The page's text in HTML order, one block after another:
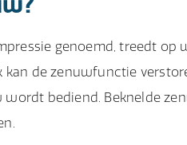
genoemd, treedt
de zenuwfunctie
bediend. Beknelde